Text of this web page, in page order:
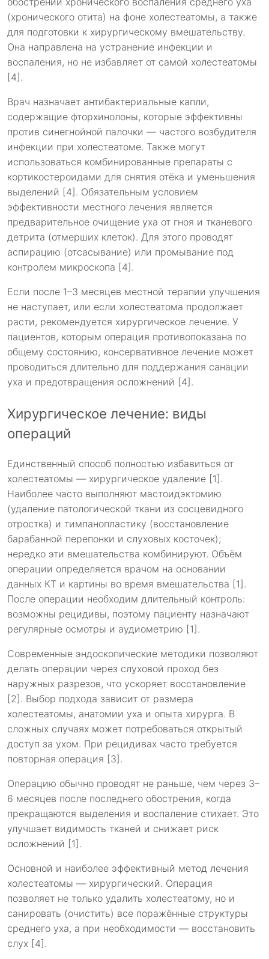
(хронического отита) на фоне холестеатомы, а также
для подготовки к хирургическому вмешательству.
Она направлена на устранение инфекции и
воспаления, но не избавляет от самой холестеатомы
[4].
Врач назначает антибактериальные капли,
содержащие фторхинолоны, которые эффективны
против синегнойной палочки — частого возбудителя
инфекции при холестеатоме. Также могут
использоваться комбинированные препараты с
кортикостероидами для снятия отёка и уменьшения
выделений [4]. Обязательным условием
эффективности местного лечения является
предварительное очищение уха от гноя и тканевого
детрита (отмерших клеток). Для этого проводят
аспирацию (отсасывание) или промывание под
контролем микроскопа [4].
Если после 1–3 месяцев местной терапии улучшения
не наступает, или если холестеатома продолжает
расти, рекомендуется хирургическое лечение. У
пациентов, которым операция противопоказана по
общему состоянию, консервативное лечение может
проводиться длительно для поддержания санации
уха и предотвращения осложнений [4].
Хирургическое лечение: виды
операций
Единственный способ полностью избавиться от
холестеатомы — хирургическое удаление [1].
Наиболее часто выполняют мастоидэктомию
(удаление патологической ткани из сосцевидного
отростка) и тимпанопластику (восстановление
барабанной перепонки и слуховых косточек);
нередко эти вмешательства комбинируют. Объём
операции определяется врачом на основании
данных КТ и картины во время вмешательства [1].
После операции необходим длительный контроль:
возможны рецидивы, поэтому пациенту назначают
регулярные осмотры и аудиометрию [1].
Современные эндоскопические методики позволяют
делать операции через слуховой проход без
наружных разрезов, что ускоряет восстановление
[2]. Выбор подхода зависит от размера
холестеатомы, анатомии уха и опыта хирурга. В
сложных случаях может потребоваться открытый
доступ за ухом. При рецидивах часто требуется
повторная операция [3].
Операцию обычно проводят не раньше, чем через 3–
6 месяцев после последнего обострения, когда
прекращаются выделения и воспаление стихает. Это
улучшает видимость тканей и снижает риск
осложнений [1].
Основной и наиболее эффективный метод лечения
холестеатомы — хирургический. Операция
позволяет не только удалить холестеатому, но и
санировать (очистить) все поражённые структуры
среднего уха, а при необходимости — восстановить
слух [4].